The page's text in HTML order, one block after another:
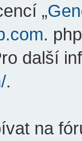
„
.
další
.
na